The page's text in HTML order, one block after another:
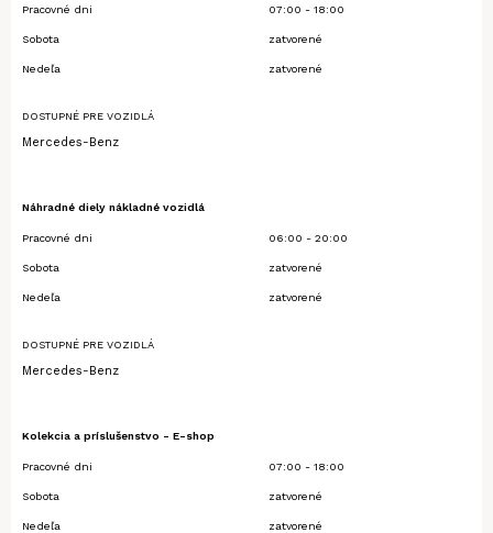
Pracovné dni 07:00 - 18:00
Sobota zatvorené
Nedeľa zatvorené
DOSTUPNÉ PRE VOZIDLÁ
Mercedes-Benz
Náhradné diely nákladné vozidlá
Pracovné dni 06:00 - 20:00
Sobota zatvorené
Nedeľa zatvorené
DOSTUPNÉ PRE VOZIDLÁ
Mercedes-Benz
Kolekcia a príslušenstvo - E-shop
Pracovné dni 07:00 - 18:00
Sobota zatvorené
Nedeľa zatvorené